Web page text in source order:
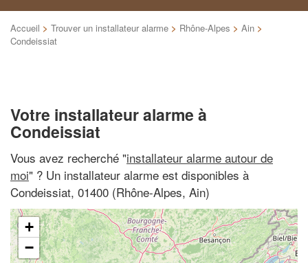
Accueil > Trouver un installateur alarme > Rhône-Alpes > Ain >
Condeissiat
Votre installateur alarme à
Condeissiat
Vous avez recherché "installateur alarme autour de
moi" ? Un installateur alarme est disponibles à
Condeissiat, 01400 (Rhône-Alpes, Ain)
+
−